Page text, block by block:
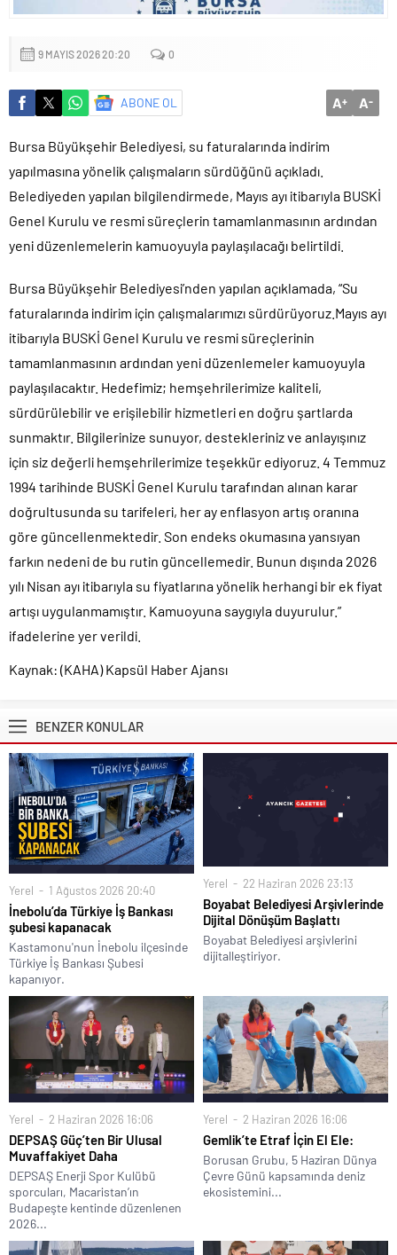
9 MAYIS 2026 20:20 0
ABONE OL A+ A-
Bursa Büyükşehir Belediyesi, su faturalarında indirim
yapılmasına yönelik çalışmaların sürdüğünü açıkladı.
Belediyeden yapılan bilgilendirmede, Mayıs ayı itibarıyla BUSKİ
Genel Kurulu ve resmi süreçlerin tamamlanmasının ardından
yeni düzenlemelerin kamuoyuyla paylaşılacağı belirtildi.
Bursa Büyükşehir Belediyesi’nden yapılan açıklamada, “Su
faturalarında indirim için çalışmalarımızı sürdürüyoruz.Mayıs ayı
itibarıyla BUSKİ Genel Kurulu ve resmi süreçlerinin
tamamlanmasının ardından yeni düzenlemeler kamuoyuyla
paylaşılacaktır. Hedefimiz; hemşehrilerimize kaliteli,
sürdürülebilir ve erişilebilir hizmetleri en doğru şartlarda
sunmaktır. Bilgilerinize sunuyor, destekleriniz ve anlayışınız
için siz değerli hemşehrilerimize teşekkür ediyoruz. 4 Temmuz
1994 tarihinde BUSKİ Genel Kurulu tarafından alınan karar
doğrultusunda su tarifeleri, her ay enflasyon artış oranına
göre güncellenmektedir. Son endeks okumasına yansıyan
farkın nedeni de bu rutin güncellemedir. Bunun dışında 2026
yılı Nisan ayı itibarıyla su fiyatlarına yönelik herhangi bir ek fiyat
artışı uygulanmamıştır. Kamuoyuna saygıyla duyurulur.”
ifadelerine yer verildi.
Kaynak: (KAHA) Kapsül Haber Ajansı
BENZER KONULAR
Yerel 1 Ağustos 2026 20:40
İnebolu’da Türkiye İş Bankası
şubesi kapanacak
Kastamonu'nun İnebolu ilçesinde
Türkiye İş Bankası Şubesi
kapanıyor.
Yerel 22 Haziran 2026 23:13
Boyabat Belediyesi Arşivlerinde
Dijital Dönüşüm Başlattı
Boyabat Belediyesi arşivlerini
dijitalleştiriyor.
Yerel 2 Haziran 2026 16:06
DEPSAŞ Güç’ten Bir Ulusal
Muvaffakiyet Daha
DEPSAŞ Enerji Spor Kulübü
sporcuları, Macaristan’ın
Budapeşte kentinde düzenlenen
2026...
Yerel 2 Haziran 2026 16:06
Gemlik’te Etraf İçin El Ele:
Borusan Grubu, 5 Haziran Dünya
Çevre Günü kapsamında deniz
ekosistemini...